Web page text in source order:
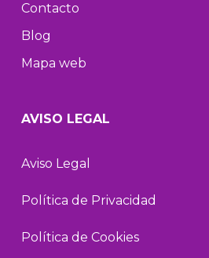
Contacto
Blog
Mapa web
AVISO LEGAL
Aviso Legal
Política de Privacidad
Política de Cookies